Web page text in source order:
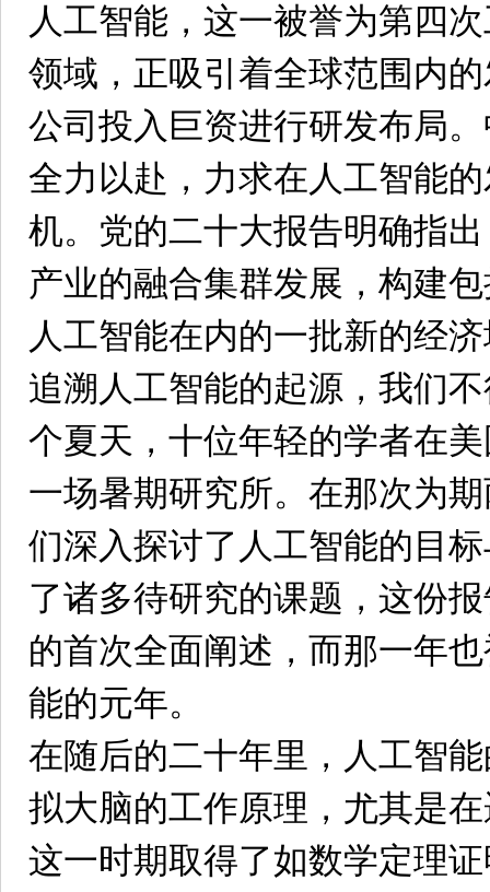
人工智能，这一被誉为第四
领域，正吸引着全球范围内
公司投入巨资进行研发布局
全力以赴，力求在人工智能
机。党的二十大报告明确指
产业的融合集群发展，构建
人工智能在内的一批新的经
追溯人工智能的起源，我们
个夏天，十位年轻的学者在
一场暑期研究所。在那次为
们深入探讨了人工智能的目
了诸多待研究的课题，这份
的首次全面阐述，而那一年
能的元年。
在随后的二十年里，人工智
拟大脑的工作原理，尤其是
这一时期取得了如数学定理